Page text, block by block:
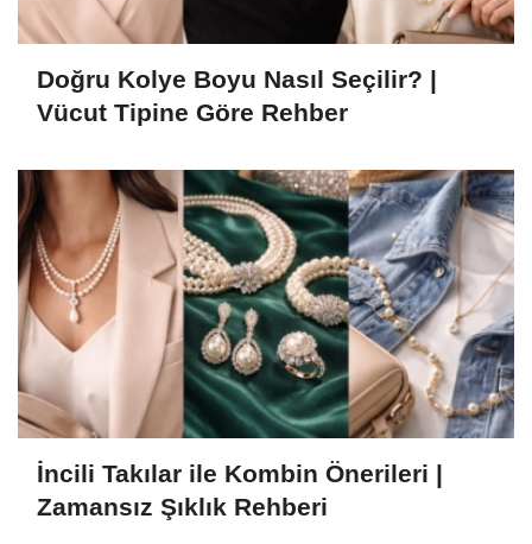
Doğru Kolye Boyu Nasıl Seçilir? |
Vücut Tipine Göre Rehber
İncili Takılar ile Kombin Önerileri |
Zamansız Şıklık Rehberi